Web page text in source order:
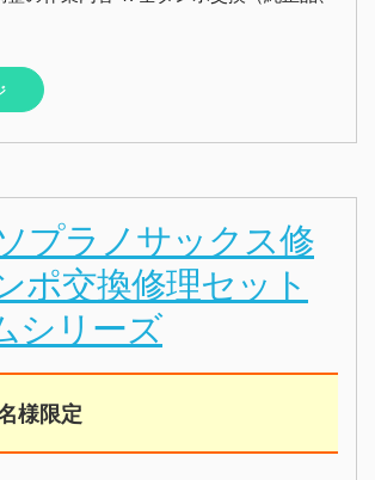
プラノサックス修
ポ交換修理セット
シリーズ
様限定